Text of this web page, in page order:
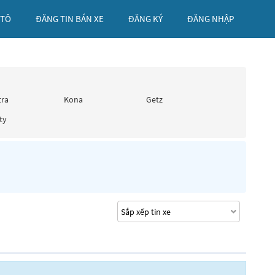
ĐĂNG TIN BÁN XE ĐĂNG KÝ ĐĂNG NHẬP
Kona
Getz